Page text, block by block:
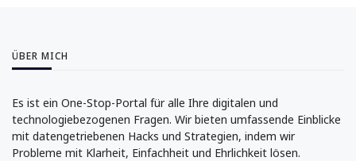
ÜBER MICH
Es ist ein One-Stop-Portal für alle Ihre digitalen und
technologiebezogenen Fragen. Wir bieten umfassende Einblicke
mit datengetriebenen Hacks und Strategien, indem wir
Probleme mit Klarheit, Einfachheit und Ehrlichkeit lösen.